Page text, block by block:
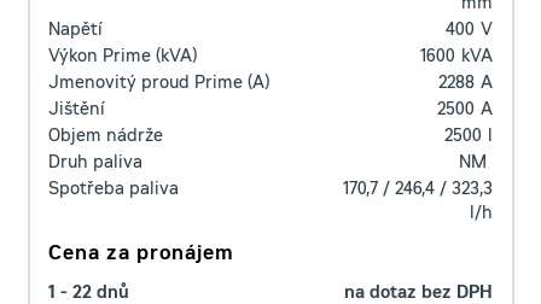
mm
Napětí
400 V
Výkon Prime (kVA)
1600 kVA
Jmenovitý proud Prime (A)
2288 A
Jištění
2500 A
Objem nádrže
2500 l
Druh paliva
NM
Spotřeba paliva
170,7 / 246,4 / 323,3
l/h
Cena za pronájem
1 - 22 dnů na dotaz bez DPH